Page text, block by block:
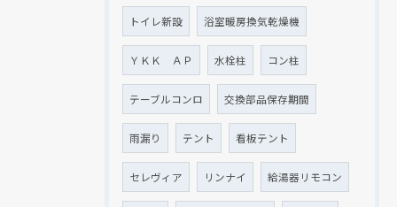
トイレ新設 浴室暖房換気乾燥機
ＹＫＫ ＡＰ 水栓柱 コン柱
テーブルコンロ 交換部品保存期間
雨漏り テント 看板テント
セレヴィア リンナイ 給湯器リモコン